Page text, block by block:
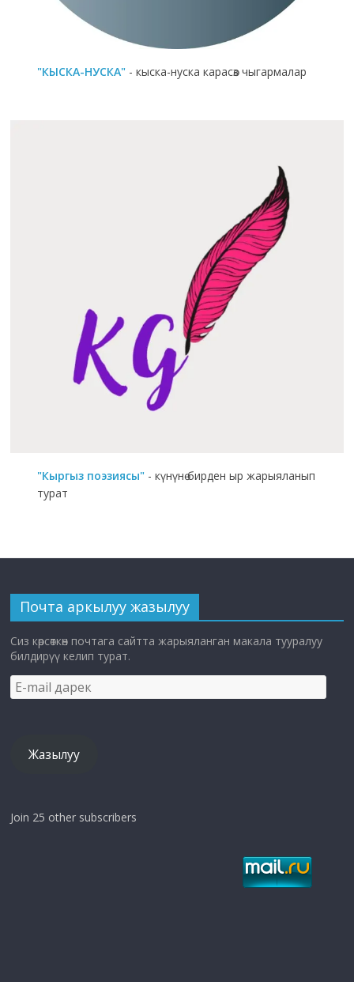
"КЫСКА-НУСКА" - кыска-нуска карасөз чыгармалар
"Кыргыз поэзиясы" - күнүнө бирден ыр жарыяланып
турат
Почта аркылуу жазылуу
Сиз көрсөткөн почтага сайтта жарыяланган макала тууралуу
билдирүү келип турат.
E-
mail
Жазылуу
Join 25 other subscribers